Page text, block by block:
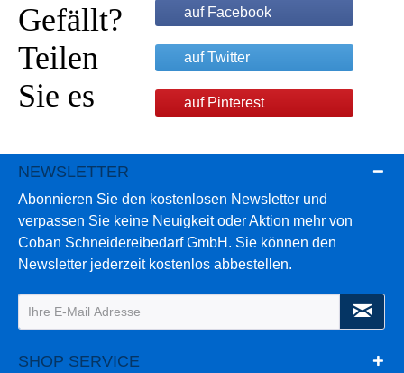
Gefällt?
Teilen
Sie es
auf Facebook
auf Twitter
auf Pinterest
NEWSLETTER
Abonnieren Sie den kostenlosen Newsletter und
verpassen Sie keine Neuigkeit oder Aktion mehr von
Coban Schneidereibedarf GmbH. Sie können den
Newsletter jederzeit kostenlos abbestellen.
SHOP SERVICE